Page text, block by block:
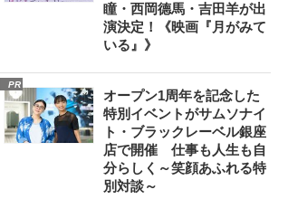
瞳・西岡德馬・吉田羊が出
演決定！《映画『月がみて
いる』》
PR
オープン1周年を記念した
特別イベントがサムソナイ
ト・ブラックレーベル銀座
店で開催 仕事も人生も自
分らしく～笑顔あふれる特
別対談～